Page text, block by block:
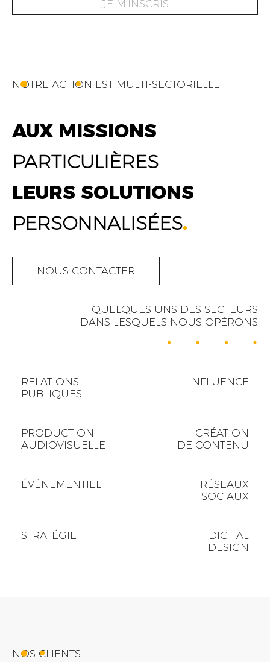
JE M’INSCRIS
NOTRE ACTION EST MULTI-SECTORIELLE
AUX MISSIONS
PARTICULIÈRES
LEURS SOLUTIONS
PERSONNALISÉES.
NOUS CONTACTER
QUELQUES UNS DES SECTEURS
DANS LESQUELS NOUS OPÉRONS
RELATIONS
PUBLIQUES
INFLUENCE
PRODUCTION
AUDIOVISUELLE
CRÉATION
DE CONTENU
ÉVÉNEMENTIEL
RÉSEAUX
SOCIAUX
STRATÉGIE
DIGITAL
DESIGN
NOS CLIENTS